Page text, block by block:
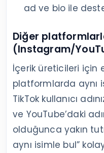
ad ve bio ile
Diğer
(Instagram/
İçerik üreticileri için
platformlarda aynı
TikTok kullanıcı
ve YouTube’daki
olduğunca yakın
aynı isimle bul”